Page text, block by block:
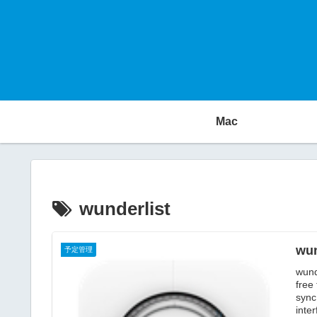
Mac
wunderlist
予定管理
free